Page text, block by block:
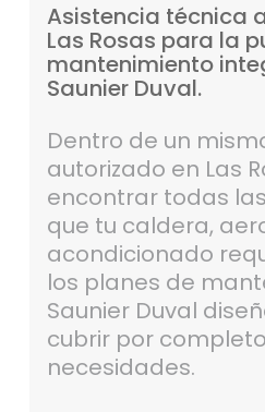
Asistencia técnica
Las Rosas para la
mantenimiento
Saunier Duval.
Dentro de un
autorizado en Las
encontrar todas
que tu caldera,
acondicionado
los planes de
Saunier Duval
cubrir por
necesidades.